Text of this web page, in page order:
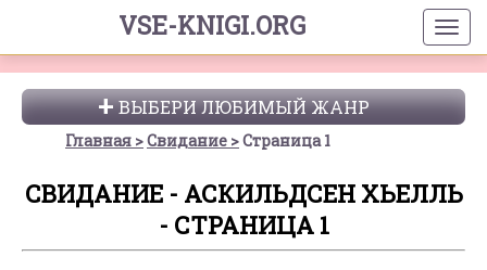
VSE-KNIGI.ORG
ВЫБЕРИ ЛЮБИМЫЙ ЖАНР
Главная Свидание Страница 1
СВИДАНИЕ - АСКИЛЬДСЕН ХЬЕЛЛЬ
- СТРАНИЦА 1